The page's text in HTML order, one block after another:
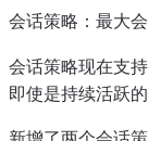
会话策略：最大
会话策略现在支
即使是持续活跃